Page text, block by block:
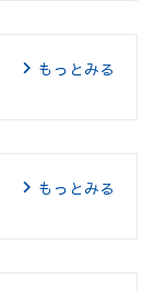
もっとみる
もっとみる